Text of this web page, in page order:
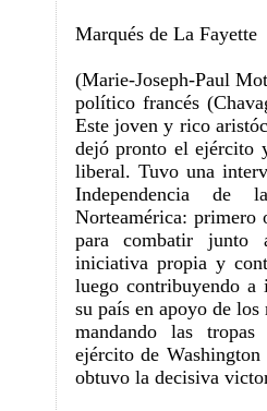
Marqués de La Fayette
(Marie-Joseph-Paul
político francés
Este joven y rico
dejó pronto el ejército
liberal. Tuvo una
Independencia de
Norteamérica: primero
para combatir junto
iniciativa propia y
luego contribuyendo
su país en apoyo de
mandando las
ejército de
obtuvo la decisiva